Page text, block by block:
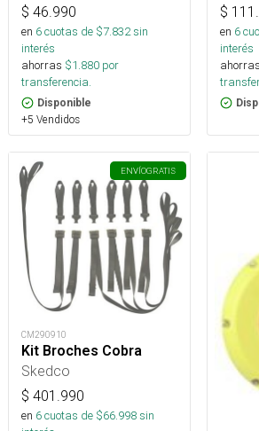
$ 46.990
en 6cuotas de $7.832sin
interés
ahorras $1.880 por
transferencia.
Disponible
+5 Vendidos
$
en 6
interés
ahorras
ENVÍOGRATIS
CM290910
Kit Broches Cobra
Skedco
$ 401.990
en 6cuotas de $66.998sin